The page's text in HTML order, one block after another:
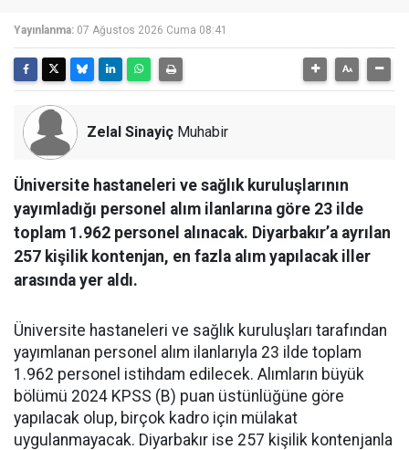
Yayınlanma: 07 Ağustos 2026 Cuma 08:41
Zelal Sinayiç Muhabir
Üniversite hastaneleri ve sağlık kuruluşlarının
yayımladığı personel alım ilanlarına göre 23 ilde
toplam 1.962 personel alınacak. Diyarbakır’a ayrılan
257 kişilik kontenjan, en fazla alım yapılacak iller
arasında yer aldı.
Üniversite hastaneleri ve sağlık kuruluşları tarafından
yayımlanan personel alım ilanlarıyla 23 ilde toplam
1.962 personel istihdam edilecek. Alımların büyük
bölümü 2024 KPSS (B) puan üstünlüğüne göre
yapılacak olup, birçok kadro için mülakat
uygulanmayacak. Diyarbakır ise 257 kişilik kontenjanla